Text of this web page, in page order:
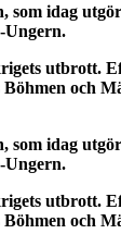
idag
Ungern.
utbrott.
och
idag
Ungern.
utbrott.
och